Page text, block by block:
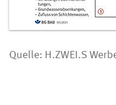
Quelle: H.ZWEI.S